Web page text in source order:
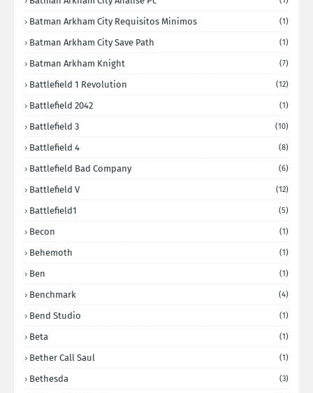
Batman Arkham City Requisitos Minimos (1)
Batman Arkham City Save Path (1)
Batman Arkham Knight (7)
Battlefield 1 Revolution (12)
Battlefield 2042 (1)
Battlefield 3 (10)
Battlefield 4 (8)
Battlefield Bad Company (6)
Battlefield V (12)
Battlefield1 (5)
Becon (1)
Behemoth (1)
Ben (1)
Benchmark (4)
Bend Studio (1)
Beta (1)
Bether Call Saul (1)
Bethesda (3)